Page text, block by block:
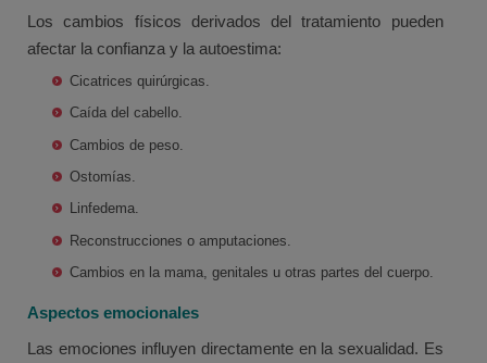
Los cambios físicos derivados del tratamiento pueden
afectar la confianza y la autoestima:
Cicatrices quirúrgicas.
Caída del cabello.
Cambios de peso.
Ostomías.
Linfedema.
Reconstrucciones o amputaciones.
Cambios en la mama, genitales u otras partes del cuerpo.
Aspectos emocionales
Las emociones influyen directamente en la sexualidad. Es